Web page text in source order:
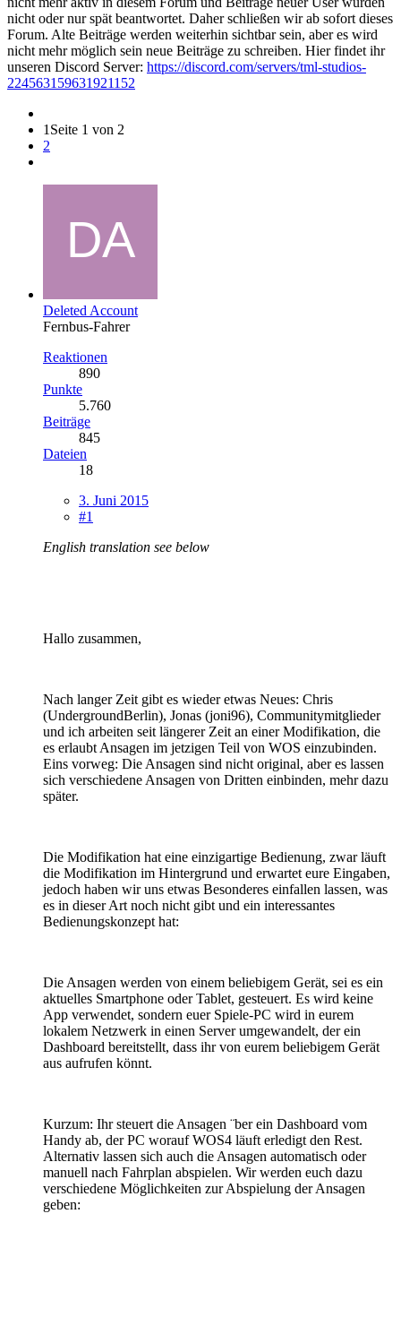
nicht oder nur spät beantwortet. Daher schließen wir ab sofort dieses
Forum. Alte Beiträge werden weiterhin sichtbar sein, aber es wird
nicht mehr möglich sein neue Beiträge zu schreiben. Hier findet ihr
unseren Discord Server: https://discord.com/servers/tml-studios-
224563159631921152
1 Seite 1 von 2
2
Deleted Account
Fernbus-Fahrer
Reaktionen
890
Punkte
5.760
Beiträge
845
Dateien
18
3. Juni 2015
#1
English translation see below
Hallo zusammen,
Nach langer Zeit gibt es wieder etwas Neues: Chris
(UndergroundBerlin), Jonas (joni96), Communitymitglieder
und ich arbeiten seit längerer Zeit an einer Modifikation, die
es erlaubt Ansagen im jetzigen Teil von WOS einzubinden.
Eins vorweg: Die Ansagen sind nicht original, aber es lassen
sich verschiedene Ansagen von Dritten einbinden, mehr dazu
später.
Die Modifikation hat eine einzigartige Bedienung, zwar läuft
die Modifikation im Hintergrund und erwartet eure Eingaben,
jedoch haben wir uns etwas Besonderes einfallen lassen, was
es in dieser Art noch nicht gibt und ein interessantes
Bedienungskonzept hat:
Die Ansagen werden von einem beliebigem Gerät, sei es ein
aktuelles Smartphone oder Tablet, gesteuert. Es wird keine
App verwendet, sondern euer Spiele-PC wird in eurem
lokalem Netzwerk in einen Server umgewandelt, der ein
Dashboard bereitstellt, dass ihr von eurem beliebigem Gerät
aus aufrufen könnt.
Kurzum: Ihr steuert die Ansagen ¨ber ein Dashboard vom
Handy ab, der PC worauf WOS4 läuft erledigt den Rest.
Alternativ lassen sich auch die Ansagen automatisch oder
manuell nach Fahrplan abspielen. Wir werden euch dazu
verschiedene Möglichkeiten zur Abspielung der Ansagen
geben: